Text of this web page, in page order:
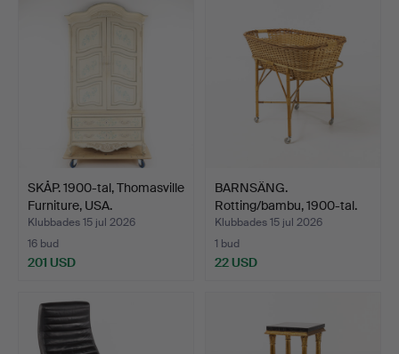
SKÅP. 1900-tal, Thomasville
Furniture, USA.
Klubbades 15 jul 2026
16 bud
201 USD
BARNSÄNG.
Rotting/bambu, 1900-tal.
Klubbades 15 jul 2026
1 bud
22 USD